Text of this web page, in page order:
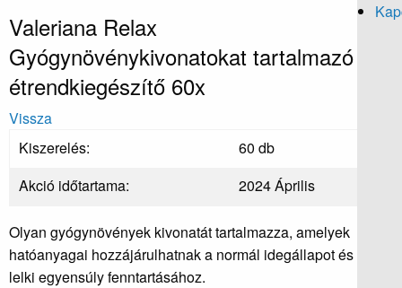
Valeriana Relax
Gyógynövénykivonatokat tartalmazó
étrendkiegészítő 60x
Vissza
Kiszerelés:
60 db
Akció időtartama:
2024 Április
Olyan gyógynövények kivonatát tartalmazza, amelyek
hatóanyagai hozzájárulhatnak a normál idegállapot és a
lelki egyensúly fenntartásához.